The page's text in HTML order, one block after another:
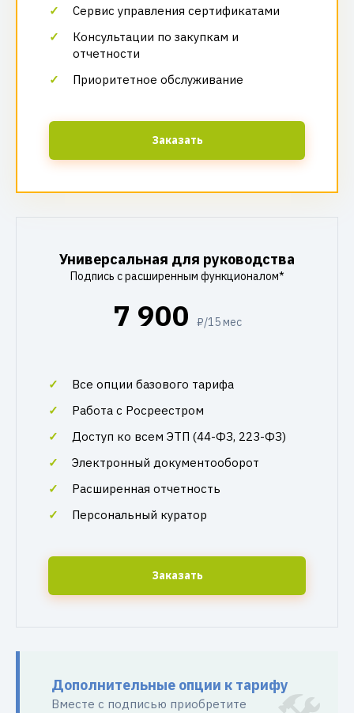
Сервис управления сертификатами
Консультации по закупкам и
отчетности
Приоритетное обслуживание
Заказать
Универсальная для руководства
Подпись с расширенным функционалом*
7 900 ₽/15 мес
Все опции базового тарифа
Работа с Росреестром
Доступ ко всем ЭТП (44-ФЗ, 223-ФЗ)
Электронный документооборот
Расширенная отчетность
Персональный куратор
Заказать
Дополнительные опции к тарифу
Вместе с подписью приобретите